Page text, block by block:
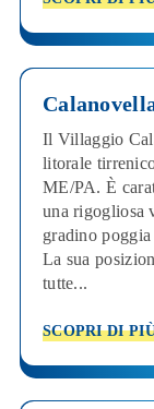
Il Villaggio
litorale
ME/PA. È
una rigogliosa
gradino
La sua
tutte...
SCOPRI DI